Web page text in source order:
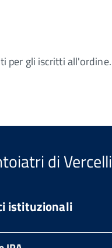
per gli iscritti all'ordine.
di Vercelli
istituzionali